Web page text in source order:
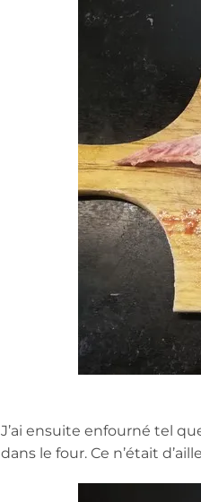
J’ai ensuite enfourné tel
dans le four. Ce n’était